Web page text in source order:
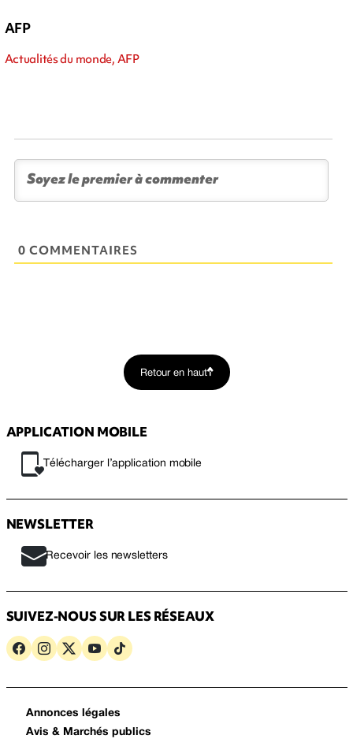
AFP
Actualités du monde, AFP
0 COMMENTAIRES
Retour en haut
APPLICATION MOBILE
Télécharger l’application mobile
NEWSLETTER
Recevoir les newsletters
SUIVEZ-NOUS SUR LES RÉSEAUX
Annonces légales
Avis & Marchés publics